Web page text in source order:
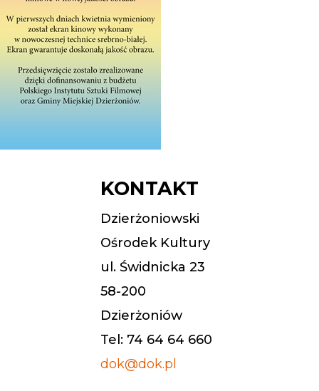
KONTAKT
Dzierżoniowski
Ośrodek Kultury
ul. Świdnicka 23
58-200
Dzierżoniów
Tel: 74 64 64 660
dok@dok.pl